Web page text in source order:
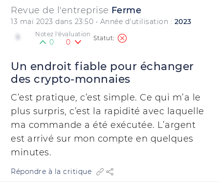
Revue de l'entreprise Ferme
13 mai 2023 dans 23:50 • Année d'utilisation : 2023
Notez l'évaluation
0 0
Un endroit fiable pour échanger
des crypto-monnaies
C’est pratique, c’est simple. Ce qui m’a le
plus surpris, c’est la rapidité avec laquelle
ma commande a été exécutée. L’argent
est arrivé sur mon compte en quelques
minutes.
Répondre à la critique